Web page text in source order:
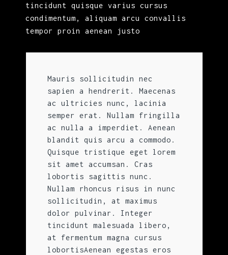
tincidunt quisque varius cursus
condimentum, aliquam arcu convallis
tempor proin aenean justo
Mauris sollicitudin nec
sapien a hendrerit. Maecenas
ac ultricies nunc, lacinia
semper erat. Nullam fringilla
ac nulla a imperdiet. Aenean
blandit quis arcu a commodo.
Quisque tristique eget lorem
sit amet accumsan. Cras
lobortis sagittis nunc.
Nullam rhoncus risus in nunc
sollicitudin, at maximus
dolor pulvinar. Integer
tincidunt malesuada libero,
at fermentum magna cursus
lobortisAenean egestas eros